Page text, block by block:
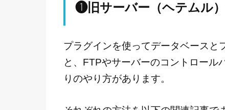
❶旧サーバー（ヘテムル
プラグインを使ってデータベースと
と、FTPやサーバーのコントロール
りのやり方があります。